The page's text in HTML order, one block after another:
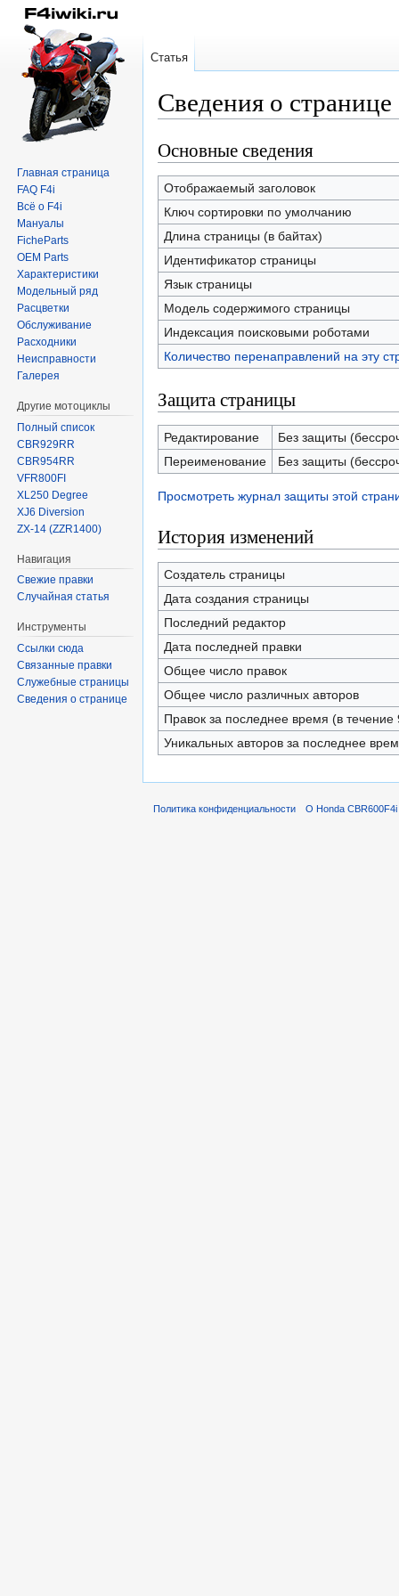
Сведения о
Перейти
к
навигации
Перейти
к
поиску
Основные сведения
Отображаемый заголовок
Ключ сортировки по умолчанию
Длина страницы (в байтах)
Идентификатор страницы
Язык страницы
Модель содержимого страницы
Индексация поисковыми роботами
Количество перенаправлений на эту
Защита страницы
Редактирование
Без защиты
Переименование
Без защиты
Просмотреть журнал защиты этой
История изменений
Создатель страницы
Дата создания страницы
Последний редактор
Дата последней правки
Общее число правок
Общее число различных авторов
Правок за последнее время (в течение
Уникальных авторов за последнее
Статья
Главная страница
FAQ F4i
Всё о F4i
Мануалы
FicheParts
OEM Parts
Характеристики
Модельный ряд
Расцветки
Обслуживание
Расходники
Неисправности
Галерея
Другие мотоциклы
Полный список
CBR929RR
CBR954RR
VFR800FI
XL250 Degree
XJ6 Diversion
ZX-14 (ZZR1400)
Навигация
Свежие правки
Случайная статья
Инструменты
Ссылки сюда
Связанные правки
Служебные страницы
Сведения о странице
Политика конфиденциальности О Honda CBR600F4i